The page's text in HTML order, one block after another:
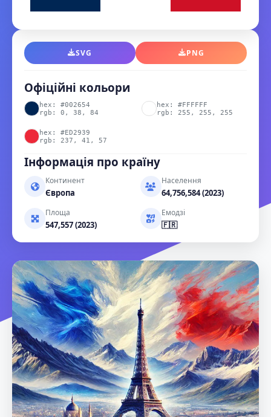
SVG PNG
Офіційні кольори
hex: #002654
rgb: 0, 38, 84
hex: #FFFFFF
rgb: 255, 255, 255
hex: #ED2939
rgb: 237, 41, 57
Інформація про країну
Континент
Європа
Населення
64,756,584 (2023)
Площа
547,557 (2023)
Емодзі
🇫🇷